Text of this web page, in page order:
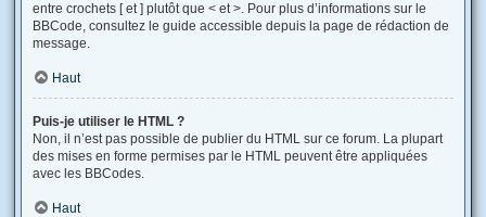
entre crochets [ et ] plutôt que < et >. Pour plus d’informations sur le
BBCode, consultez le guide accessible depuis la page de rédaction de
message.
Haut
Puis-je utiliser le HTML ?
Non, il n’est pas possible de publier du HTML sur ce forum. La plupart
des mises en forme permises par le HTML peuvent être appliquées
avec les BBCodes.
Haut